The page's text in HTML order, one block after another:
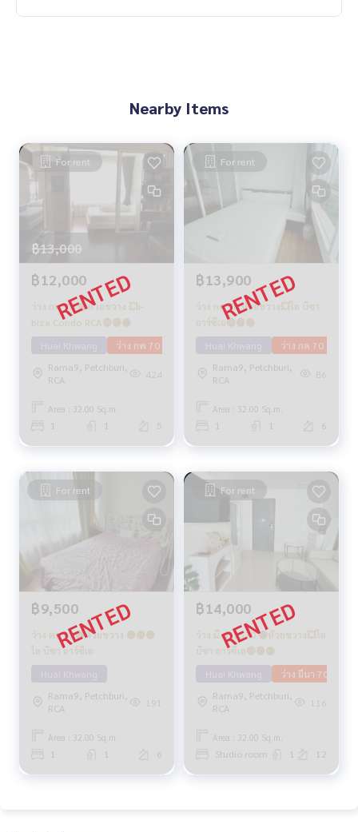
Nearby Items
For rent
฿13,000
฿12,000
ว่าง กพ 70 🟡ห้วยขวาง 💥i-
biza Condo RCA🔴🟢🟡
ว่าง กพ 70
Rama9, Petchburi,
RCA
424
Area : 32.00 Sq.m.
1 1 5
For rent
฿13,900
ว่าง กค 70 ห้วยขวาง💥ไอ บิซา
อาร์ซีเอ🔴🟢🟡
ว่าง กค 70
Rama9, Petchburi,
RCA
86
Area : 32.00 Sq.m.
1 1 6
For rent
฿9,500
ว่าง ตค 68🟢ห้วยขวาง 🟢🟡🟣
ไอ บิซา อาร์ซีเอ
Rama9, Petchburi,
RCA
191
Area : 32.00 Sq.m.
1 1 6
For rent
฿14,000
ว่าง มี.ค. 2570 🟡ห้วยขวาง💥ไอ
บิซา อาร์ซีเอ🔴🟢🟡
ว่าง มีนา 70
Rama9, Petchburi,
RCA
116
Area : 32.00 Sq.m.
Studio room 1 12